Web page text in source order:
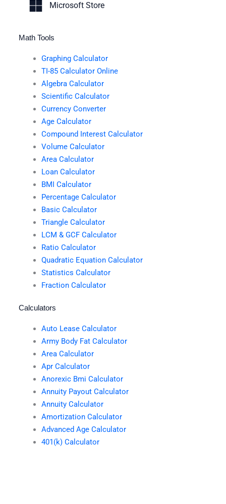
Microsoft Store
Math Tools
Graphing Calculator
TI-85 Calculator Online
Algebra Calculator
Scientific Calculator
Currency Converter
Age Calculator
Compound Interest Calculator
Volume Calculator
Area Calculator
Loan Calculator
BMI Calculator
Percentage Calculator
Basic Calculator
Triangle Calculator
LCM & GCF Calculator
Ratio Calculator
Quadratic Equation Calculator
Statistics Calculator
Fraction Calculator
Calculators
Auto Lease Calculator
Army Body Fat Calculator
Area Calculator
Apr Calculator
Anorexic Bmi Calculator
Annuity Payout Calculator
Annuity Calculator
Amortization Calculator
Advanced Age Calculator
401(k) Calculator